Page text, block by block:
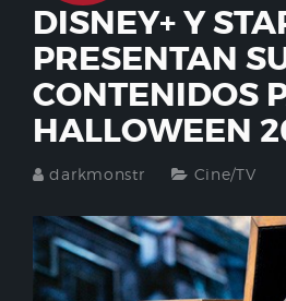
DISNEY+ Y
PRESENTAN
CONTENIDOS
HALLOWEEN
darkmonstr Cine/TV